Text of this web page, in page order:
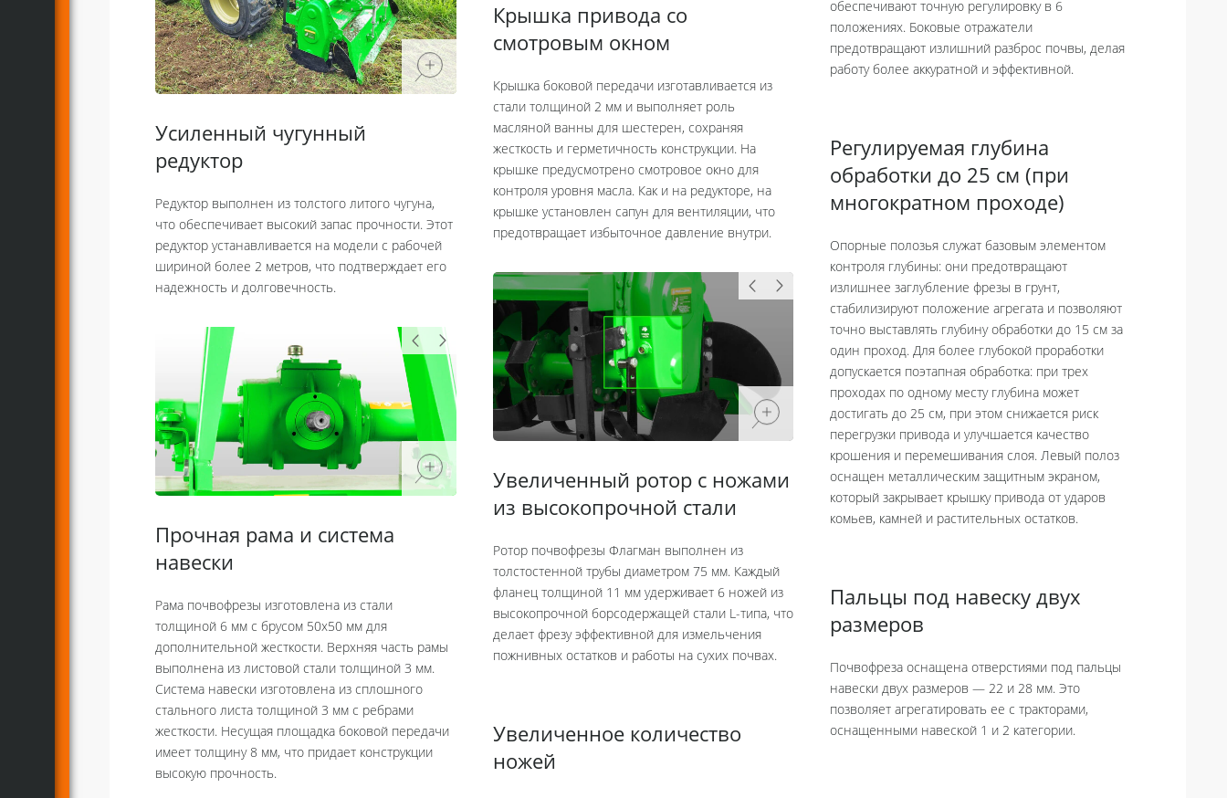
Усиленный чугунный
редуктор
Редуктор выполнен из толстого литого чугуна,
что обеспечивает высокий запас прочности. Этот
редуктор устанавливается на модели с рабочей
шириной более 2 метров, что подтверждает его
надежность и долговечность.
Прочная рама и система
навески
Рама почвофрезы изготовлена из стали
толщиной 6 мм с брусом 50x50 мм для
дополнительной жесткости. Верхняя часть рамы
выполнена из листовой стали толщиной 3 мм.
Система навески изготовлена из сплошного
стального листа толщиной 3 мм с ребрами
жесткости. Несущая площадка боковой передачи
имеет толщину 8 мм, что придает конструкции
высокую прочность.
Крышка привода со
смотровым окном
Крышка боковой передачи изготавливается из
стали толщиной 2 мм и выполняет роль
масляной ванны для шестерен, сохраняя
жесткость и герметичность конструкции. На
крышке предусмотрено смотровое окно для
контроля уровня масла. Как и на редукторе, на
крышке установлен сапун для вентиляции, что
предотвращает избыточное давление внутри.
Увеличенный ротор с ножами
из высокопрочной стали
Ротор почвофрезы Флагман выполнен из
толстостенной трубы диаметром 75 мм. Каждый
фланец толщиной 11 мм удерживает 6 ножей из
высокопрочной борсодержащей стали L-типа, что
делает фрезу эффективной для измельчения
пожнивных остатков и работы на сухих почвах.
Увеличенное количество
ножей
обеспечивают точную регулировку в 6
положениях. Боковые отражатели
предотвращают излишний разброс почвы, делая
работу более аккуратной и эффективной.
Регулируемая глубина
обработки до 25 см (при
многократном проходе)
Опорные полозья служат базовым элементом
контроля глубины: они предотвращают
излишнее заглубление фрезы в грунт,
стабилизируют положение агрегата и позволяют
точно выставлять глубину обработки до 15 см за
один проход. Для более глубокой проработки
допускается поэтапная обработка: при трех
проходах по одному месту глубина может
достигать до 25 см, при этом снижается риск
перегрузки привода и улучшается качество
крошения и перемешивания слоя. Левый полоз
оснащен металлическим защитным экраном,
который закрывает крышку привода от ударов
комьев, камней и растительных остатков.
Пальцы под навеску двух
размеров
Почвофреза оснащена отверстиями под пальцы
навески двух размеров — 22 и 28 мм. Это
позволяет агрегатировать ее с тракторами,
оснащенными навеской 1 и 2 категории.